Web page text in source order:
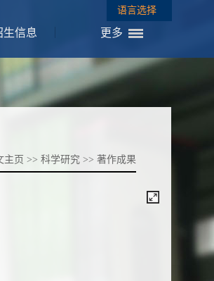
语言选择
生信息 更多
主页 >> 科学研究 >> 著作成果